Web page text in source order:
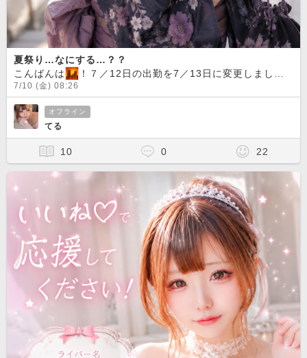
夏祭り…なにする…？？
こんばんは
！７／12日の出勤を7／13日に変更しました気圧変化にやられてしまいました（ ; ?; ）明日は必ず行くので是非来てください
7/10 (金) 08:26
オフライン
てる
10 0 22